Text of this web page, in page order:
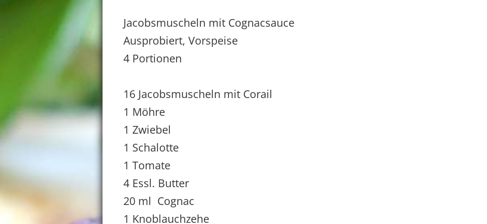
Jacobsmuscheln mit Cognacsauce
Ausprobiert, Vorspeise
4 Portionen
16 Jacobsmuscheln mit Corail
1 Möhre
1 Zwiebel
1 Schalotte
1 Tomate
4 Essl. Butter
20 ml Cognac
1 Knoblauchzehe